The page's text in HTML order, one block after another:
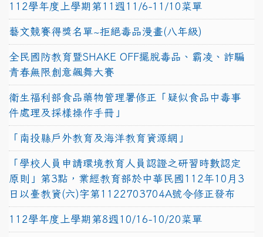
112學年度上學期第11週11/6-11/10菜單
藝文競賽得獎名單~拒絕毒品漫畫(八年級)
全民國防教育暨SHAKE OFF擺脫毒品、霸凌、詐騙
青春無限創意飆舞大賽
衛生福利部食品藥物管理署修正「疑似食品中毒事
件處理及採樣操作手冊」
「南投縣戶外教育及海洋教育資源網」
「學校人員申請環境教育人員認證之研習時數認定
原則」第3點，業經教育部於中華民國112年10月3
日以臺教資(六)字第1122703704A號令修正發布
112學年度上學期第8週10/16-10/20菜單